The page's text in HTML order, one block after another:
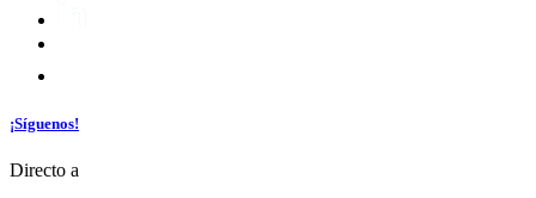
¡Síguenos!
Directo a